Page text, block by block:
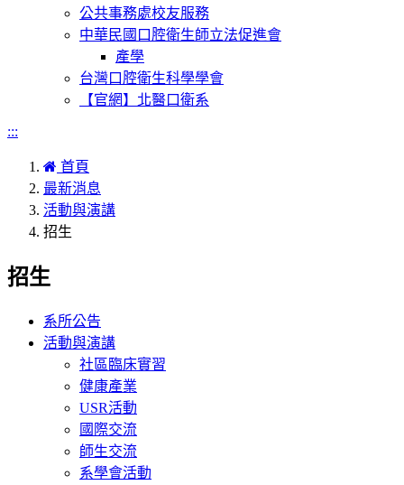
公共事務處校友服務
中華民國口腔衛生師立法促進會
產學
台灣口腔衛生科學學會
【官網】北醫口衛系
:::
首頁
最新消息
活動與演講
招生
招生
系所公告
活動與演講
社區臨床實習
健康產業
USR活動
國際交流
師生交流
系學會活動